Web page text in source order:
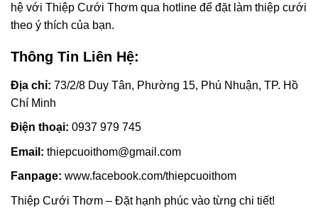
hệ với Thiệp Cưới Thơm qua hotline để đặt làm thiệp cưới
theo ý thích của bạn.
Thông Tin Liên Hệ:
Địa chỉ: 73/2/8 Duy Tân, Phường 15, Phú Nhuận, TP. Hồ
Chí Minh
Điện thoại: 0937 979 745
Email: thiepcuoithom@gmail.com
Fanpage: www.facebook.com/thiepcuoithom
Thiệp Cưới Thơm – Đặt hạnh phúc vào từng chi tiết!